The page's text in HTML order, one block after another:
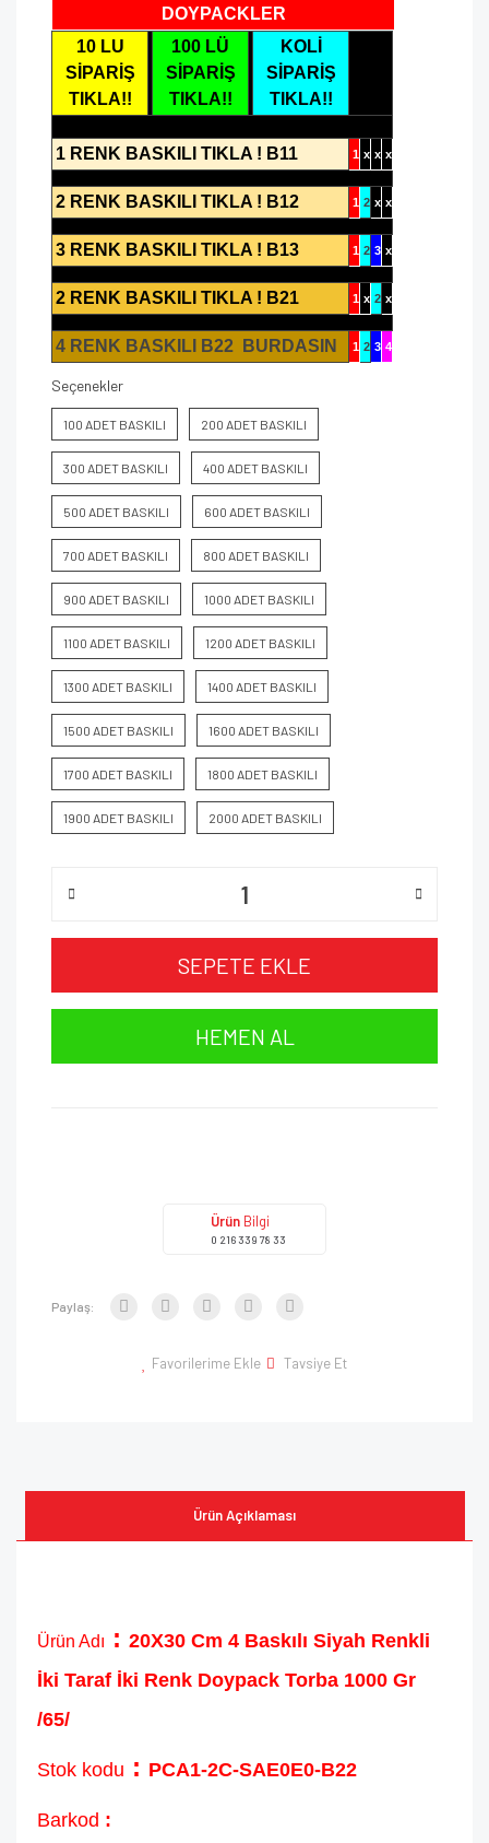
DOYPACKLER
10 LU
SİPARİŞ
TIKLA!!
100 LÜ
SİPARİŞ
TIKLA!!
KOLİ
SİPARİŞ
TIKLA!!
1 RENK BASKILI TIKLA ! B11 1 x x x
2 RENK BASKILI TIKLA ! B12 1 2 x x
3 RENK BASKILI TIKLA ! B13 1 2 3 x
2 RENK BASKILI TIKLA ! B21 1 x 2 x
4 RENK BASKILI B22 BURDASIN 1 2 3 4
Seçenekler
100 ADET BASKILI 200 ADET BASKILI
300 ADET BASKILI 400 ADET BASKILI
500 ADET BASKILI 600 ADET BASKILI
700 ADET BASKILI 800 ADET BASKILI
900 ADET BASKILI 1000 ADET BASKILI
1100 ADET BASKILI 1200 ADET BASKILI
1300 ADET BASKILI 1400 ADET BASKILI
1500 ADET BASKILI 1600 ADET BASKILI
1700 ADET BASKILI 1800 ADET BASKILI
1900 ADET BASKILI 2000 ADET BASKILI
SEPETE EKLE
HEMEN AL
Ürün Bilgi
0 216 339 78 33
Paylaş:
Favorilerime Ekle Tavsiye Et
Ürün Açıklaması
Ürün Adı : 20X30 Cm 4 Baskılı Siyah Renkli
İki Taraf İki Renk Doypack Torba 1000 Gr
/65/
Stok kodu : PCA1-2C-SAE0E0-B22
Barkod :